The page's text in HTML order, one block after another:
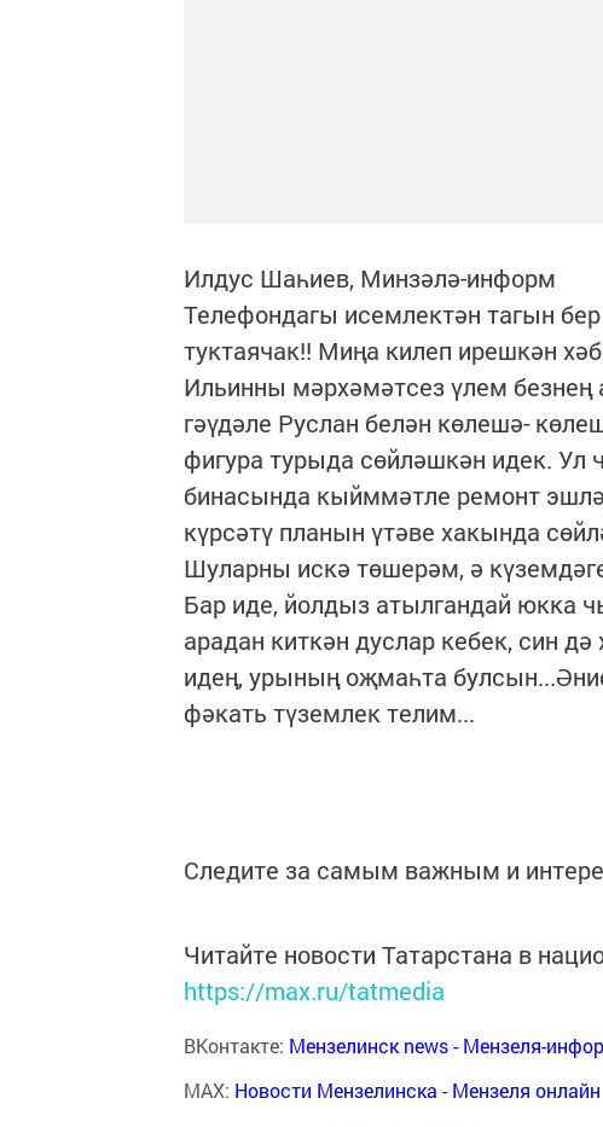
Илдус Шаһиев, Минзәлә-информ
Телефондагы исемлектән тагын
туктаячак!! Миңа килеп ирешкән
Ильинны мәрхәмәтсез үлем безнең
гәүдәле Руслан белән көлешә-
фигура турыда сөйләшкән идек. Ул
бинасында кыйммәтле ремонт
күрсәтү планын үтәве хакында
Шуларны искә төшерәм, ә
Бар иде, йолдыз атылгандай юкка
арадан киткән дуслар кебек, син
идең, урының оҗмаһта
фәкать түземлек телим...
Следите за самым важным и
Читайте новости Татарстана в
https://max.ru/tatmedia
ВКонтакте: Мензелинск news - Мензеля-
MAX: Новости Мензелинска - Мензеля онлайн